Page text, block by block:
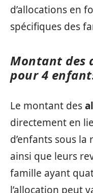
d’allocations en
spécifiques des
Montant des
pour 4
Le montant des
directement en
d’enfants sous
ainsi que leurs
famille ayant
l’allocation peut